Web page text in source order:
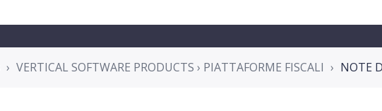
VERTICAL SOFTWARE PRODUCTS › PIATTAFORME FISCALI NOTE